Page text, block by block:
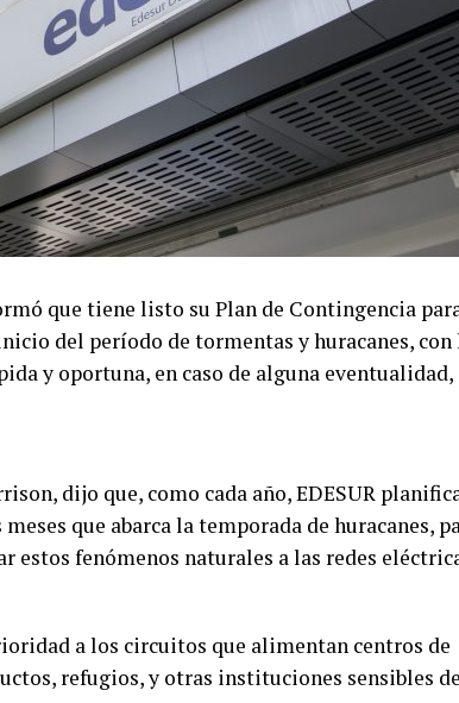
que tiene listo su Plan de Contingencia
del período de tormentas y huracanes, con
y oportuna, en caso de alguna eventualidad,
dijo que, como cada año, EDESUR
que abarca la temporada de huracanes,
estos fenómenos naturales a las redes
a los circuitos que alimentan centros de
refugios, y otras instituciones sensibles